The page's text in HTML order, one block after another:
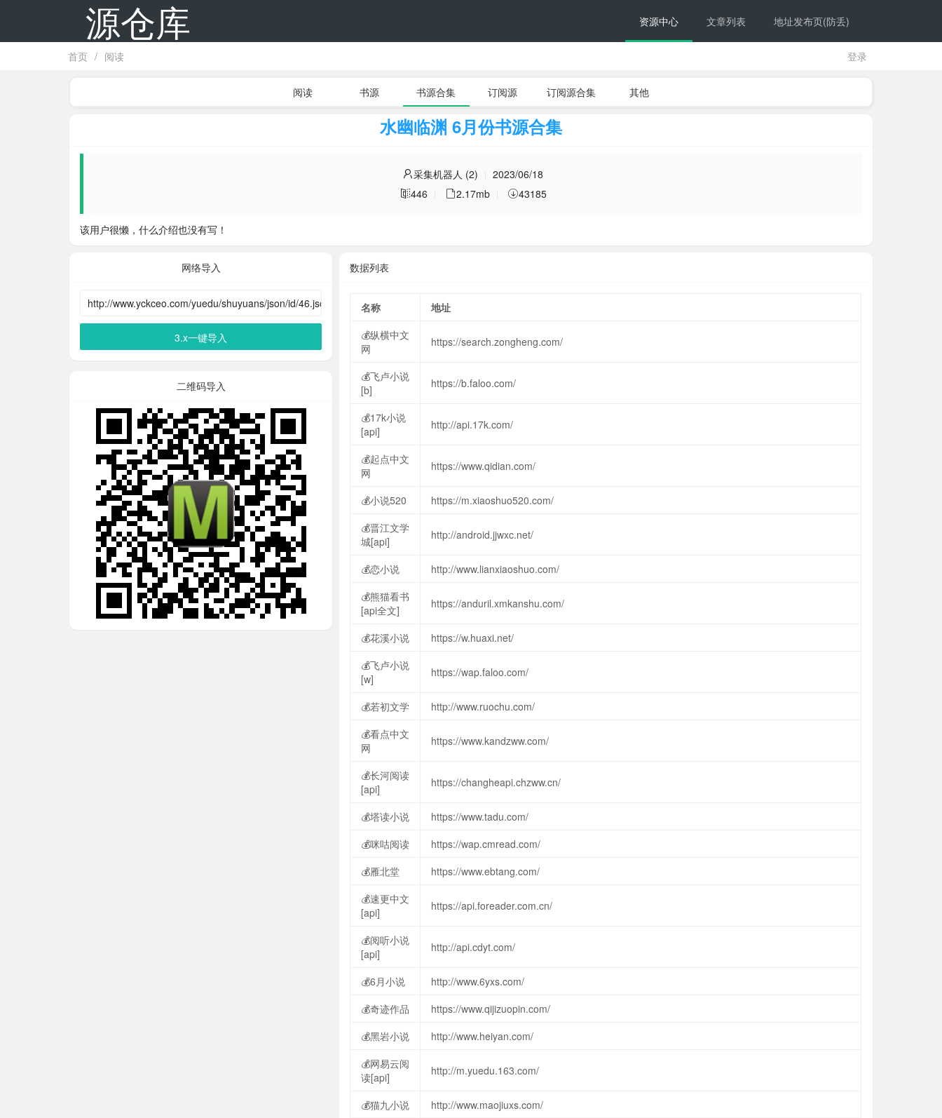
源仓库 资源中心 文章列表 地址发布页(防丢)
首页 / 阅读 登录
阅读 书源 书源合集 订阅源 订阅源合集 其他
水幽临渊 6月份书源合集
采集机器人 (2)
2023/06/18
446
2.17mb 43185
该用户很懒，什么介绍也没有写！
网络导入
3.x一键导入
二维码导入
数据列表
名称
地址
💰纵横中文
网
https://search.zongheng.com/
💰飞卢小说
[b]
https://b.faloo.com/
💰17k小说
[api]
http://api.17k.com/
💰起点中文
网
https://www.qidian.com/
💰小说520
https://m.xiaoshuo520.com/
💰晋江文学
城[api]
http://android.jjwxc.net/
💰恋小说
http://www.lianxiaoshuo.com/
💰熊猫看书
[api全文]
https://anduril.xmkanshu.com/
💰花溪小说
https://w.huaxi.net/
💰飞卢小说
[w]
https://wap.faloo.com/
💰若初文学
http://www.ruochu.com/
💰看点中文
网
https://www.kandzww.com/
💰长河阅读
[api]
https://changheapi.chzww.cn/
💰塔读小说
https://www.tadu.com/
💰咪咕阅读
https://wap.cmread.com/
💰雁北堂
https://www.ebtang.com/
💰速更中文
[api]
https://api.foreader.com.cn/
💰阅听小说
[api]
http://api.cdyt.com/
💰6月小说
http://www.6yxs.com/
💰奇迹作品
https://www.qijizuopin.com/
💰黑岩小说
http://www.heiyan.com/
💰网易云阅
读[api]
http://m.yuedu.163.com/
💰猫九小说
http://www.maojiuxs.com/